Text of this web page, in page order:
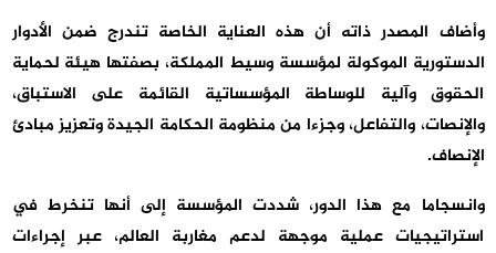
وأضاف المصدر ذاته أن هذه العناية الخاصة تندرج ضمن الأدوار
الدستورية الموكولة لمؤسسة وسيط المملكة، بصفتها هيئة لحماية
الحقوق وآلية للوساطة المؤسساتية القائمة على الاستباق،
والإنصات، والتفاعل، وجزءا من منظومة الحكامة الجيدة وتعزيز مبادئ
الإنصاف.
وانسجاما مع هذا الدور، شددت المؤسسة إلى أنها تنخرط في
استراتيجيات عملية موجهة لدعم مغاربة العالم، عبر إجراءات